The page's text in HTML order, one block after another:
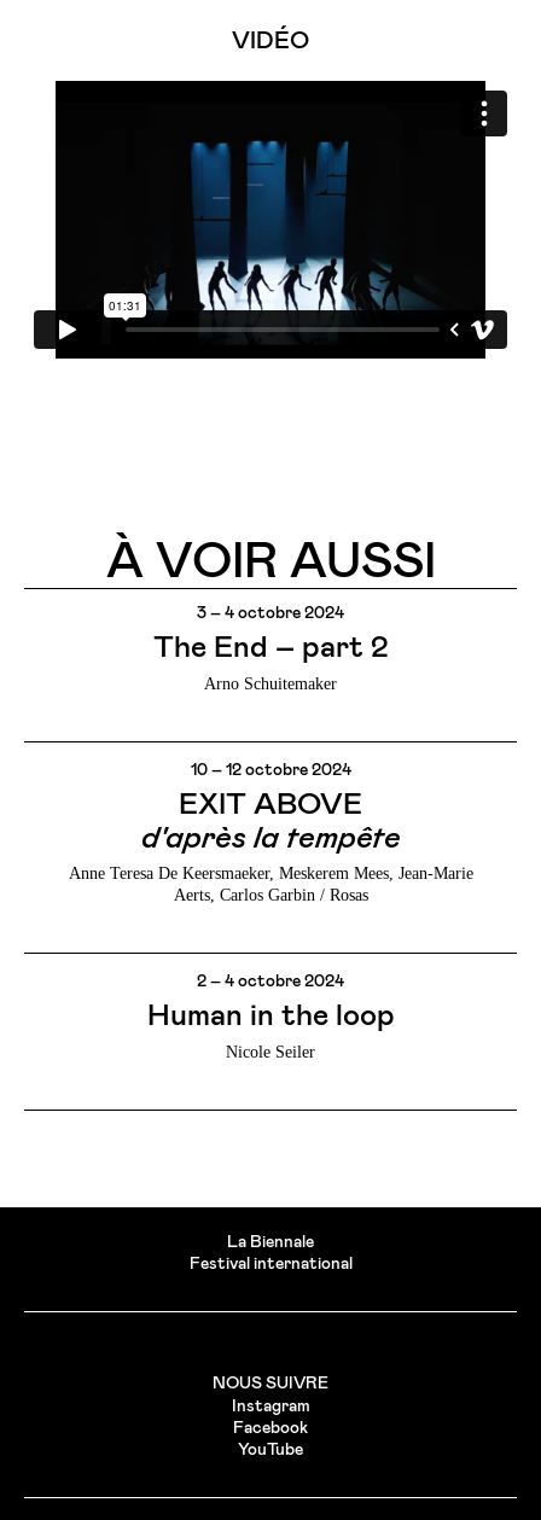
VIDÉO
À VOIR AUSSI
3 – 4 octobre 2024
The End – part 2
Arno Schuitemaker
10 – 12 octobre 2024
EXIT ABOVE
d'après la tempête
Anne Teresa De Keersmaeker, Meskerem Mees, Jean-Marie
Aerts, Carlos Garbin / Rosas
2 – 4 octobre 2024
Human in the loop
Nicole Seiler
La Biennale
Festival international
NOUS SUIVRE
Instagram
Facebook
YouTube